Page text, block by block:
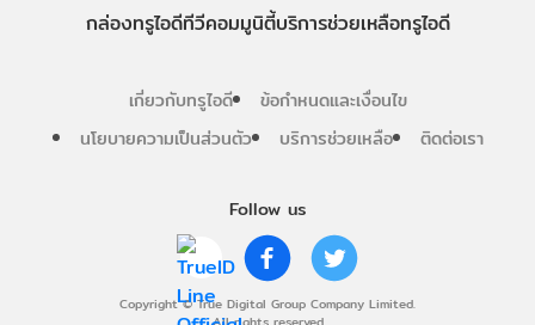
Follow us
Copyright © True Digital Group Company Limited.
กล่องทรูไอดีทีวีคอมมูนิตี้บริการช่วยเหลือทรูไอดี
เกี่ยวกับทรูไอดี
ข้อกำหนดและเงื่อนไข
นโยบายความเป็นส่วนตัว
บริการช่วยเหลือ ติดต่อเรา